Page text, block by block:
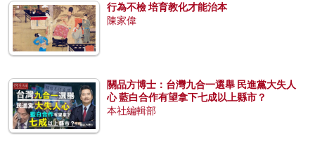
行為不檢 培育教化才能治本
陳家偉
關品方博士：台灣九合一選舉 民進黨大失人
心 藍白合作有望拿下七成以上縣市？
本社編輯部